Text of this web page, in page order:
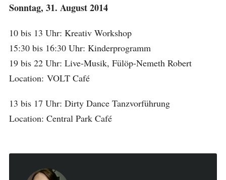
Sonntag, 31. August 2014
10 bis 13 Uhr: Kreativ Workshop
15:30 bis 16:30 Uhr: Kinderprogramm
19 bis 22 Uhr: Live-Musik, Fülöp-Nemeth Robert
Location: VOLT Café
13 bis 17 Uhr: Dirty Dance Tanzvorführung
Location: Central Park Café